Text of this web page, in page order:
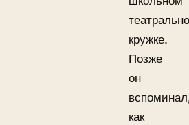
кружке.
Позже
он
как